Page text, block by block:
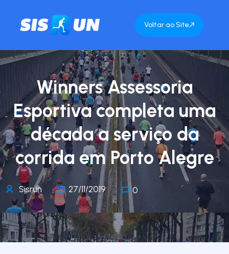
Voltar ao Site
Winners Assessoria
Esportiva completa uma
década a serviço da
corrida em Porto Alegre
Sisrun 27/11/2019 0